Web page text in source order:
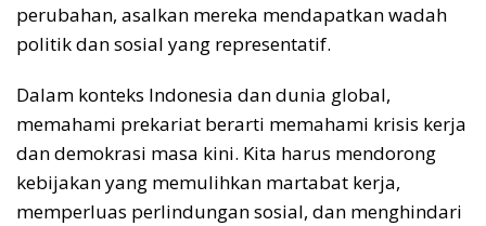
perubahan, asalkan mereka mendapatkan wadah
politik dan sosial yang representatif.
Dalam konteks Indonesia dan dunia global,
memahami prekariat berarti memahami krisis kerja
dan demokrasi masa kini. Kita harus mendorong
kebijakan yang memulihkan martabat kerja,
memperluas perlindungan sosial, dan menghindari